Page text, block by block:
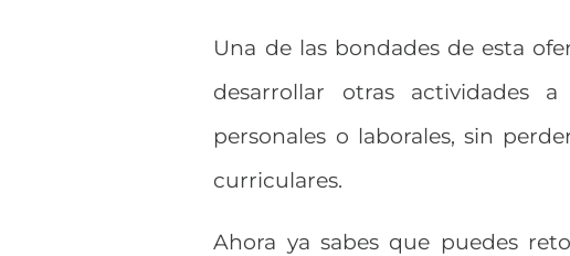
Una de las bondades de esta
desarrollar otras actividades
personales o laborales, sin
curriculares.
Ahora ya sabes que puedes